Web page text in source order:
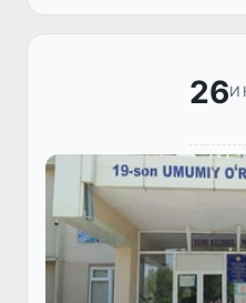
ривожлантириш»
26